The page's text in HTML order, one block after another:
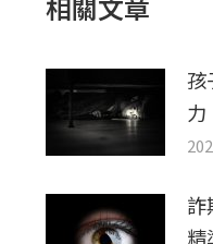
孩
力
詐
精